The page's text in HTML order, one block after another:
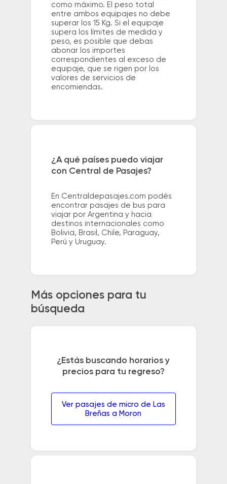
como máximo. El peso total
entre ambos equipajes no debe
superar los 15 Kg. Si el equipaje
supera los límites de medida y
peso, es posible que debas
abonar los importes
correspondientes al exceso de
equipaje, que se rigen por los
valores de servicios de
encomiendas.
¿A qué países puedo viajar
con Central de Pasajes?
En Centraldepasajes.com podés
encontrar pasajes de bus para
viajar por Argentina y hacia
destinos internacionales como
Bolivia, Brasil, Chile, Paraguay,
Perú y Uruguay.
Más opciones para tu
búsqueda
¿Estás buscando horarios y
precios para tu regreso?
Ver pasajes de micro de Las
Breñas a Moron